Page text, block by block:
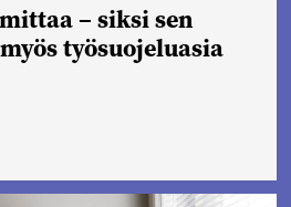
– siksi sen
työsuojeluasia